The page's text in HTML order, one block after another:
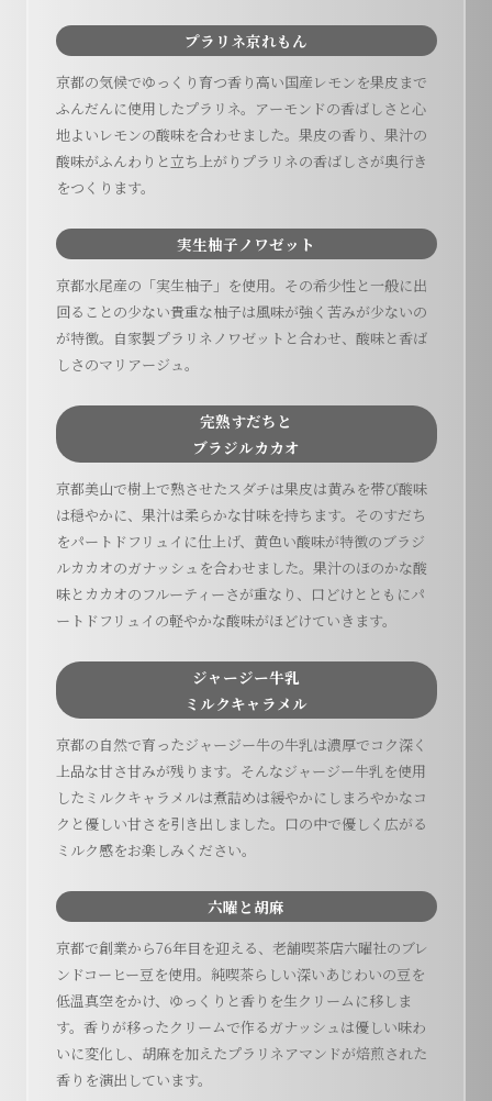
プラリネ京れもん
京都の気候でゆっくり育つ香り高い国産レモンを果皮まで
ふんだんに使用したプラリネ。アーモンドの香ばしさと心
地よいレモンの酸味を合わせました。果皮の香り、果汁の
酸味がふんわりと立ち上がりプラリネの香ばしさが奥行き
をつくります。
実生柚子ノワゼット
京都水尾産の「実生柚子」を使用。その希少性と一般に出
回ることの少ない貴重な柚子は風味が強く苦みが少ないの
が特徴。自家製プラリネノワゼットと合わせ、酸味と香ば
しさのマリアージュ。
完熟すだちと
ブラジルカカオ
京都美山で樹上で熟させたスダチは果皮は黄みを帯び酸味
は穏やかに、果汁は柔らかな甘味を持ちます。そのすだち
をパートドフリュイに仕上げ、黄色い酸味が特徴のブラジ
ルカカオのガナッシュを合わせました。果汁のほのかな酸
味とカカオのフルーティーさが重なり、口どけとともにパ
ートドフリュイの軽やかな酸味がほどけていきます。
ジャージー牛乳
ミルクキャラメル
京都の自然で育ったジャージー牛の牛乳は濃厚でコク深く
上品な甘さ甘みが残ります。そんなジャージー牛乳を使用
したミルクキャラメルは煮詰めは緩やかにしまろやかなコ
クと優しい甘さを引き出しました。口の中で優しく広がる
ミルク感をお楽しみください。
六曜と胡麻
京都で創業から76年目を迎える、老舗喫茶店六曜社のブレ
ンドコーヒー豆を使用。純喫茶らしい深いあじわいの豆を
低温真空をかけ、ゆっくりと香りを生クリームに移しま
す。香りが移ったクリームで作るガナッシュは優しい味わ
いに変化し、胡麻を加えたプラリネアマンドが焙煎された
香りを演出しています。